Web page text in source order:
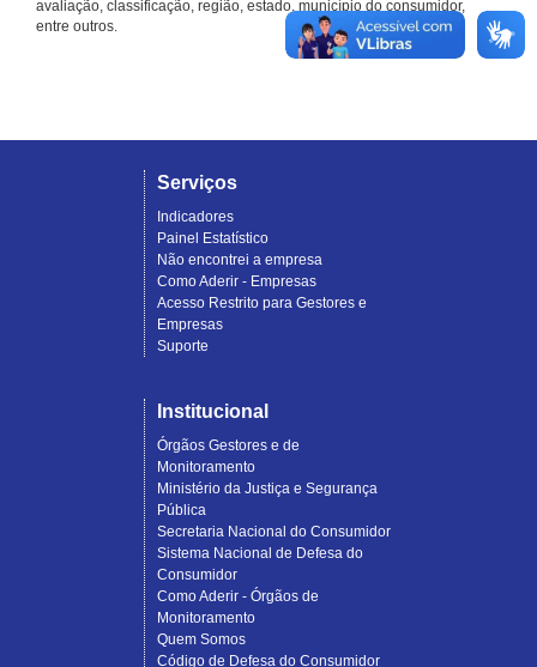
avaliação, classificação, região, estado, município do consumidor,
entre outros.
Serviços
Indicadores
Painel Estatístico
Não encontrei a empresa
Como Aderir - Empresas
Acesso Restrito para Gestores e
Empresas
Suporte
Institucional
Órgãos Gestores e de
Monitoramento
Ministério da Justiça e Segurança
Pública
Secretaria Nacional do Consumidor
Sistema Nacional de Defesa do
Consumidor
Como Aderir - Órgãos de
Monitoramento
Quem Somos
Código de Defesa do Consumidor